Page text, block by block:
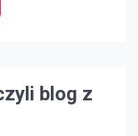
a bez
blog z